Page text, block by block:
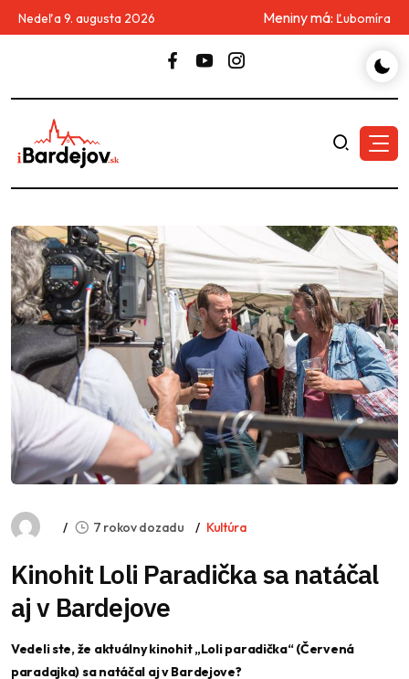
Nedeľa 9. augusta 2026 Meniny má: Ľubomíra
7 rokov dozadu Kultúra
Kinohit Loli Paradička sa natáčal
aj v Bardejove
Vedeli ste, že aktuálny kinohit „Loli paradička“ (Červená
paradajka) sa natáčal aj v Bardejove?